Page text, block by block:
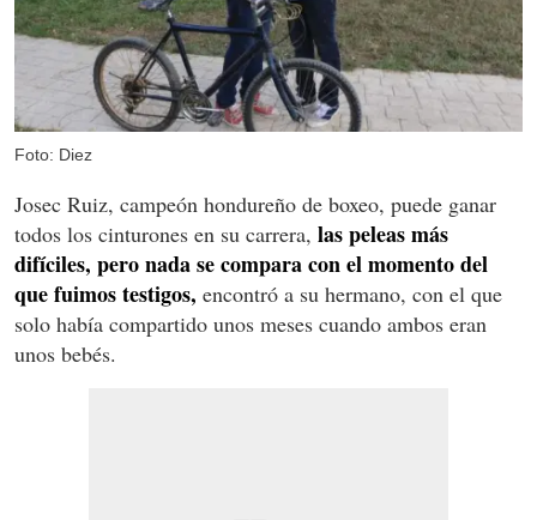
Foto: Diez
Josec Ruiz, campeón hondureño de boxeo, puede ganar
todos los cinturones en su carrera, las peleas más
difíciles, pero nada se compara con el momento del
que fuimos testigos, encontró a su hermano, con el que
solo había compartido unos meses cuando ambos eran
unos bebés.